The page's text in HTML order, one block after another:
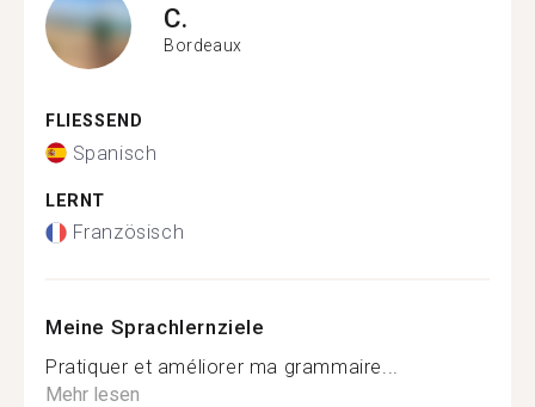
C.
Bordeaux
FLIESSEND
Spanisch
LERNT
Französisch
Meine Sprachlernziele
Pratiquer et améliorer ma grammaire...
Mehr lesen